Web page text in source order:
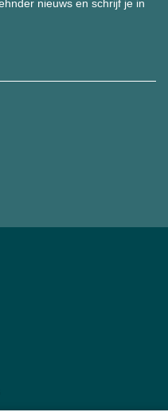
nieuws en schrijf je in